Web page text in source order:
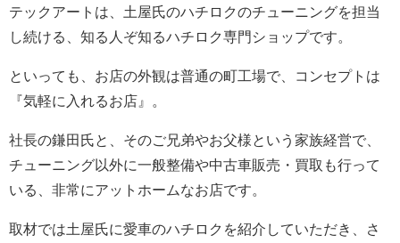
テックアートは、土屋氏のハチロクのチューニングを担当
し続ける、知る人ぞ知るハチロク専門ショップです。
といっても、お店の外観は普通の町工場で、コンセプトは
『気軽に入れるお店』。
社長の鎌田氏と、そのご兄弟やお父様という家族経営で、
チューニング以外に一般整備や中古車販売・買取も行って
いる、非常にアットホームなお店です。
取材では土屋氏に愛車のハチロクを紹介していただき、さ